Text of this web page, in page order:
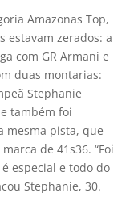
Amazonas Top,
estavam zerados: a
com GR Armani e
duas montarias:
Stephanie
também foi
mesma pista, que
de 41s36. “Foi
especial e todo do
Stephanie, 30.